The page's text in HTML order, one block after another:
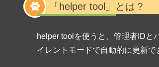
「helper tool」とは？
helper toolを使うと、管理者IDと
イレントモードで自動的に更新で